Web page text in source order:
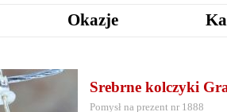
Okazje
Srebrne kolczyki
Pomysł na prezent nr 1888